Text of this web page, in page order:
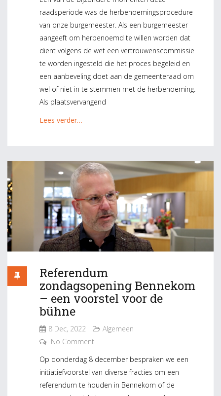
raadsperiode was de herbenoemingsprocedure
van onze burgemeester. Als een burgemeester
aangeeft om herbenoemd te willen worden dat
dient volgens de wet een vertrouwenscommissie
te worden ingesteld die het proces begeleid en
een aanbeveling doet aan de gemeenteraad om
wel of niet in te stemmen met de herbenoeming.
Als plaatsvervangend
Lees verder…
Referendum
zondagsopening Bennekom
– een voorstel voor de
bühne
8 Dec, 2022
Algemeen
No Comment
Op donderdag 8 december bespraken we een
initiatiefvoorstel van diverse fracties om een
referendum te houden in Bennekom of de